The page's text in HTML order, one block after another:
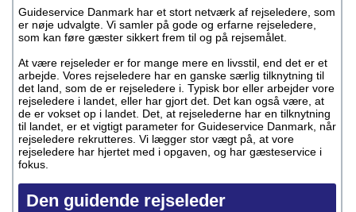
Guideservice Danmark har et stort netværk af rejseledere, som
er nøje udvalgte. Vi samler på gode og erfarne rejseledere,
som kan føre gæster sikkert frem til og på rejsemålet.
At være rejseleder er for mange mere en livsstil, end det er et
arbejde. Vores rejseledere har en ganske særlig tilknytning til
det land, som de er rejseledere i. Typisk bor eller arbejder vore
rejseledere i landet, eller har gjort det. Det kan også være, at
de er vokset op i landet. Det, at rejselederne har en tilknytning
til landet, er et vigtigt parameter for Guideservice Danmark, når
rejseledere rekrutteres. Vi lægger stor vægt på, at vore
rejseledere har hjertet med i opgaven, og har gæsteservice i
fokus.
Den guidende rejseleder